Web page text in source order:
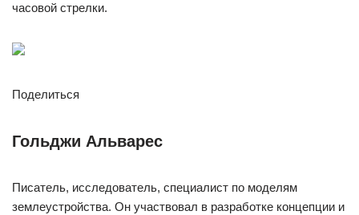
часовой стрелки.
Поделиться
Гольджи Альварес
Писатель, исследователь, специалист по моделям
землеустройства. Он участвовал в разработке концепции и